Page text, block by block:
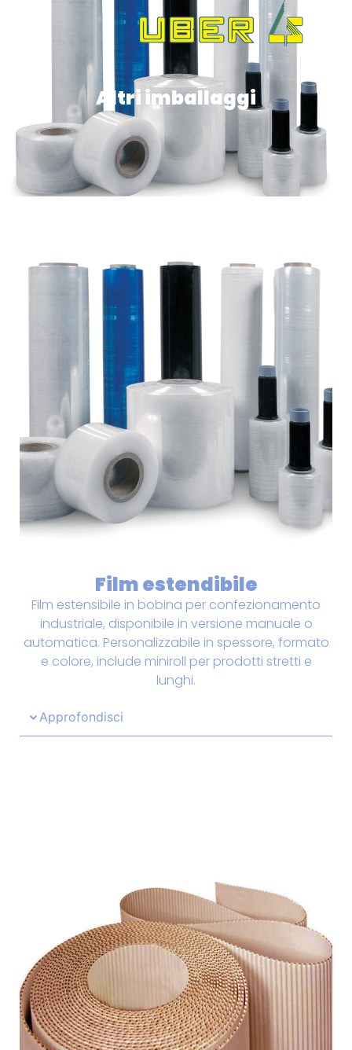
Altri imballaggi
Film estendibile
Film estensibile in bobina per confezionamento
industriale, disponibile in versione manuale o
automatica. Personalizzabile in spessore, formato
e colore, include miniroll per prodotti stretti e
lunghi.
Approfondisci